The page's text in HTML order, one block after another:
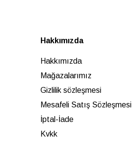
Hakkımızda
Hakkımızda
Mağazalarımız
Gizlilik sözleşmesi
Mesafeli Satış Sözleşmesi
İptal-İade
Kvkk